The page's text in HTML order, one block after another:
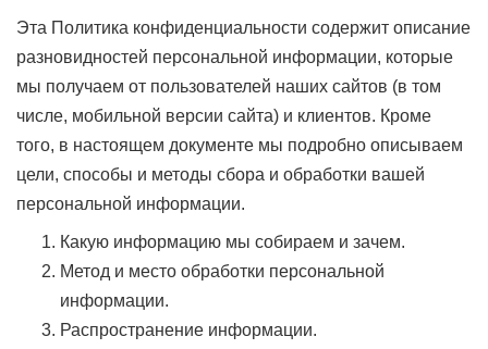
Эта Политика конфиденциальности содержит описание
разновидностей персональной информации, которые
мы получаем от пользователей наших сайтов (в том
числе, мобильной версии сайта) и клиентов. Кроме
того, в настоящем документе мы подробно описываем
цели, способы и методы сбора и обработки вашей
персональной информации.
Какую информацию мы собираем и зачем.
Метод и место обработки персональной
информации.
Распространение информации.